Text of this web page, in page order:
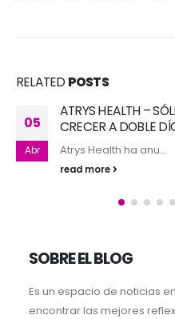
RELATED POSTS
23
Jul
TALGO: EL MARGEN
DÍGITO
Los resultados acum...
read more
SOBRE EL BLOG
Es un espacio de noticias
encontrar las mejores